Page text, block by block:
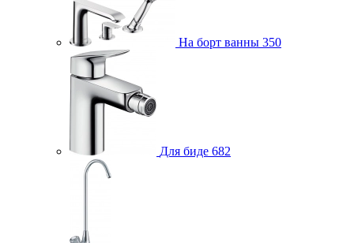
На борт ванны 350
Для биде 682